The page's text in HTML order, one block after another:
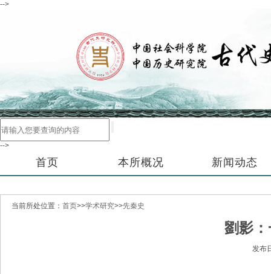
-->
-->
首页 本所概况 新闻动态
当前所处位置： 首页>>学术研究>>先秦史
劉影
发布